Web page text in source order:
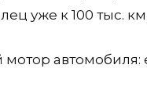
уже к 100 тыс.